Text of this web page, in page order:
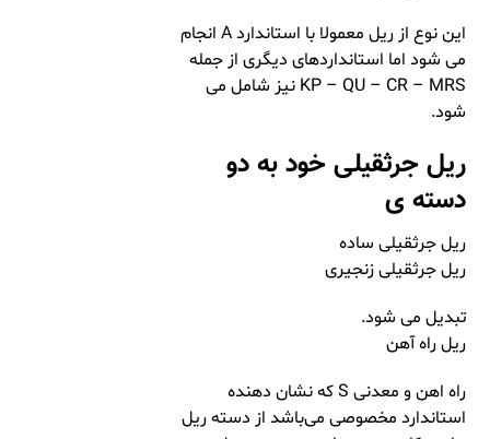
این نوع از ریل معمولا با استاندارد A انجام
می شود اما استانداردهای دیگری از جمله
KP – QU – CR – MRS نیز شامل می
شود.
ریل جرثقیلی خود به دو
دسته ی
ریل جرثقیلی ساده
ریل جرثقیلی زنجیری
تبدیل می شود.
ریل راه آهن
راه اهن و معدنی S که نشان دهنده
استاندارد مخصوصی می‌باشد از دسته ریل